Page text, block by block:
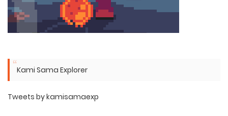
Kami Sama Explorer
Tweets by kamisamaexp